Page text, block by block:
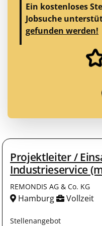
Ein kostenloses
Jobsuche
gefunden werden!
Projektleiter /
Industrieservice
REMONDIS AG & Co. KG
Hamburg Vollzeit
Stellenangebot